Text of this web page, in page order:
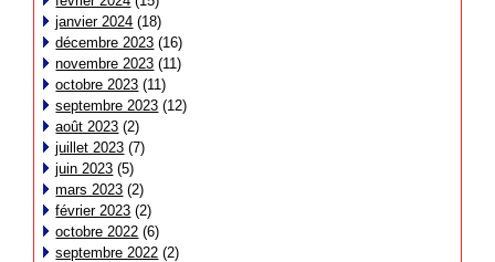
janvier 2024 (18)
décembre 2023 (16)
novembre 2023 (11)
octobre 2023 (11)
septembre 2023 (12)
août 2023 (2)
juillet 2023 (7)
juin 2023 (5)
mars 2023 (2)
février 2023 (2)
octobre 2022 (6)
septembre 2022 (2)